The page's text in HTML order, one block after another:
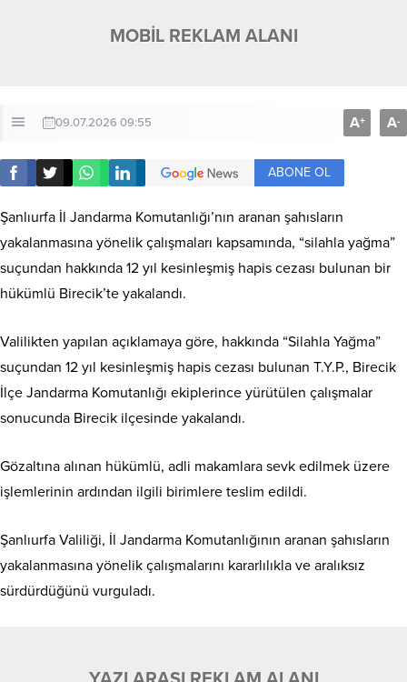
MOBİL REKLAM ALANI
09.07.2026 09:55 A+ A-
ABONE OL
Şanlıurfa İl Jandarma Komutanlığı’nın aranan şahısların
yakalanmasına yönelik çalışmaları kapsamında, “silahla yağma”
suçundan hakkında 12 yıl kesinleşmiş hapis cezası bulunan bir
hükümlü Birecik’te yakalandı.
Valilikten yapılan açıklamaya göre, hakkında “Silahla Yağma”
suçundan 12 yıl kesinleşmiş hapis cezası bulunan T.Y.P., Birecik
İlçe Jandarma Komutanlığı ekiplerince yürütülen çalışmalar
sonucunda Birecik ilçesinde yakalandı.
Gözaltına alınan hükümlü, adli makamlara sevk edilmek üzere
işlemlerinin ardından ilgili birimlere teslim edildi.
Şanlıurfa Valiliği, İl Jandarma Komutanlığının aranan şahısların
yakalanmasına yönelik çalışmalarını kararlılıkla ve aralıksız
sürdürdüğünü vurguladı.